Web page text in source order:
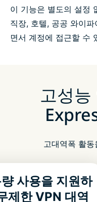
이 기능은 별도의 설정
직장, 호텔, 공공 와이
면서 계정에 접근할 수
고성
고대역폭 활
사용을 지원하
제한 VPN 대역